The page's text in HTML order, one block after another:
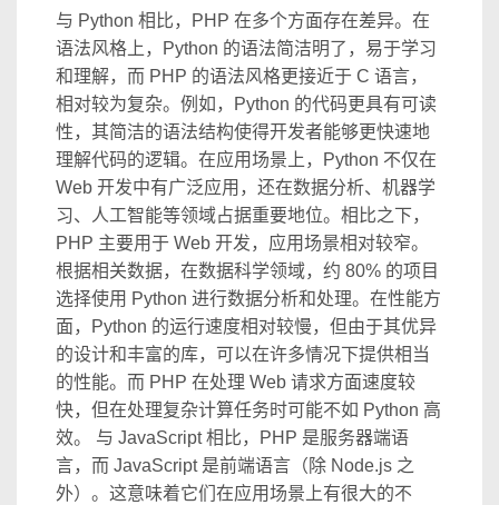
与 Python 相比，PHP 在多个方面存在差异。在
语法风格上，Python 的语法简洁明了，易于学习
和理解，而 PHP 的语法风格更接近于 C 语言，
相对较为复杂。例如，Python 的代码更具有可读
性，其简洁的语法结构使得开发者能够更快速地
理解代码的逻辑。在应用场景上，Python 不仅在
Web 开发中有广泛应用，还在数据分析、机器学
习、人工智能等领域占据重要地位。相比之下，
PHP 主要用于 Web 开发，应用场景相对较窄。
根据相关数据，在数据科学领域，约 80% 的项目
选择使用 Python 进行数据分析和处理。在性能方
面，Python 的运行速度相对较慢，但由于其优异
的设计和丰富的库，可以在许多情况下提供相当
的性能。而 PHP 在处理 Web 请求方面速度较
快，但在处理复杂计算任务时可能不如 Python 高
效。 与 JavaScript 相比，PHP 是服务器端语
言，而 JavaScript 是前端语言（除 Node.js 之
外）。这意味着它们在应用场景上有很大的不